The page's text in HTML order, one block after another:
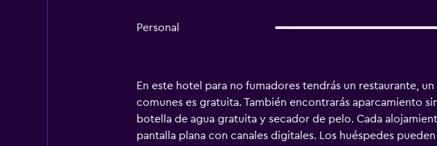
Personal
En este hotel para no fumadores tendrás un restaurante,
comunes es gratuita. También encontrarás aparcamiento
botella de agua gratuita y secador de pelo. Cada
pantalla plana con canales digitales. Los huéspedes